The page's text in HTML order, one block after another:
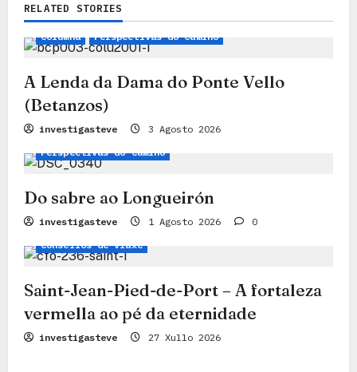
v
i
g
a
t
i
o
n
RELATED STORIES
Lendas, Mitos e Historias
Columna Perspectivas do Camiño
A Lenda da Dama do Ponte Vello
(Betanzos)
investigasteve 3 Agosto 2026
Columna Consellos de viaxe
Perspectivas do Camiño
Do sabre ao Longueirón
investigasteve 1 Agosto 2026 0
Camiño Francés Camiño Cidades
Consellos de viaxe
Saint-Jean-Pied-de-Port – A fortaleza
vermella ao pé da eternidade
investigasteve 27 Xullo 2026